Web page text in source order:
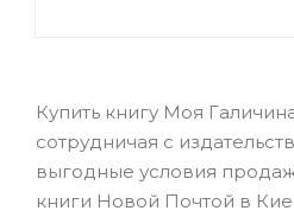
Купить книгу Моя
сотрудничая с
выгодные условия
книги Новой Почтой в